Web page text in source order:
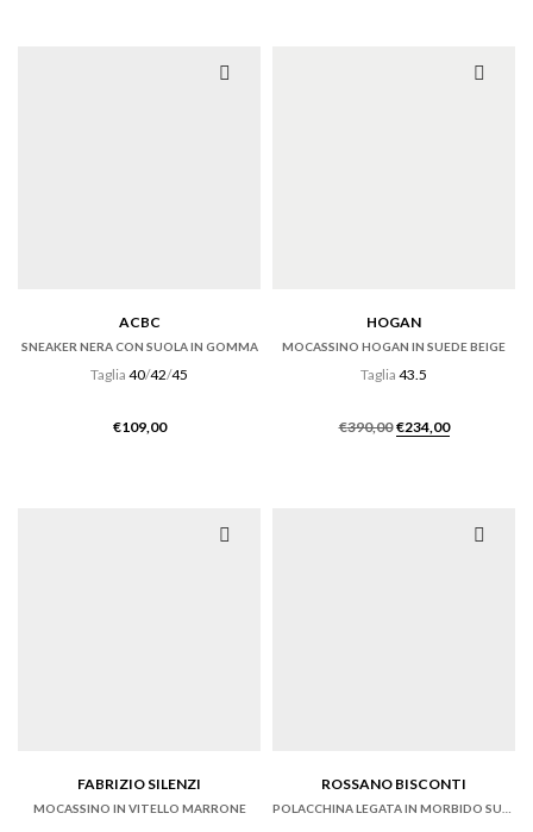
ACBC
SNEAKER NERA CON SUOLA IN GOMMA
Taglia 40/42/45
€109,00
HOGAN
MOCASSINO HOGAN IN SUEDE BEIGE
Taglia 43.5
€390,00 Il
€234,00Il
FABRIZIO SILENZI
MOCASSINO IN VITELLO MARRONE
ROSSANO BISCONTI
POLACCHINA LEGATA IN MORBIDO SUEDE EBANO